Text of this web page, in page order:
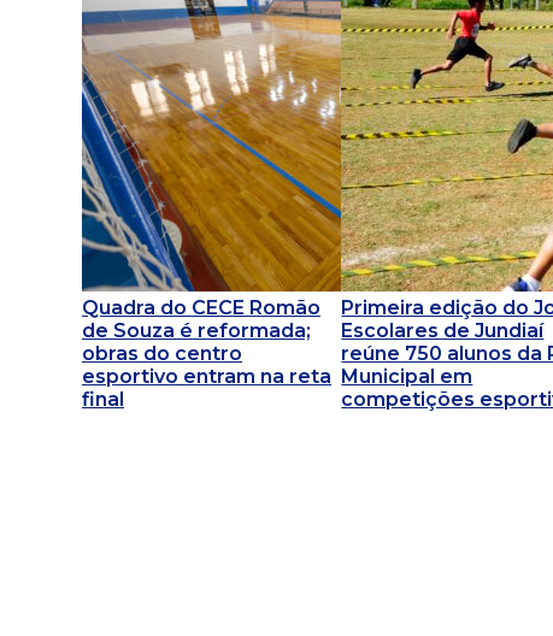
Quadra do CECE Romão
de Souza é reformada;
obras do centro
esportivo entram na reta
final
Primeira edição do
Escolares de Jundiaí
reúne 750 alunos da
Municipal em
competições